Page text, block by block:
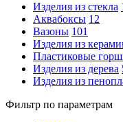
Изделия из стекла
Аквабоксы 12
Вазоны 101
Изделия из
Пластиковые
Изделия из дерева
Изделия из
Фильтр по параметрам